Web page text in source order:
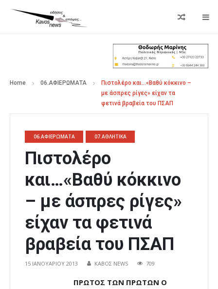
Home 06.ΑΦΙΕΡΩΜΑΤΑ
Πιστολέρο και…«Βαθύ κόκκινο –
με άσπρες ρίγες» είχαν τα
φετινά βραβεία του ΠΣΑΠ
06.ΑΦΙΕΡΩΜΑΤΑ 07.ΑΘΛΗΤΙΚΑ
Πιστολέρο
και…«Βαθύ κόκκινο
– με άσπρες ρίγες»
είχαν τα φετινά
βραβεία του ΠΣΑΠ
15 ΙΑΝΟΥΑΡΊΟΥ 2013 ΚΑΒΟΣ NEWS 709
ΠΡΩΤΟΣ ΤΩΝ ΠΡΩΤΩΝ Ο